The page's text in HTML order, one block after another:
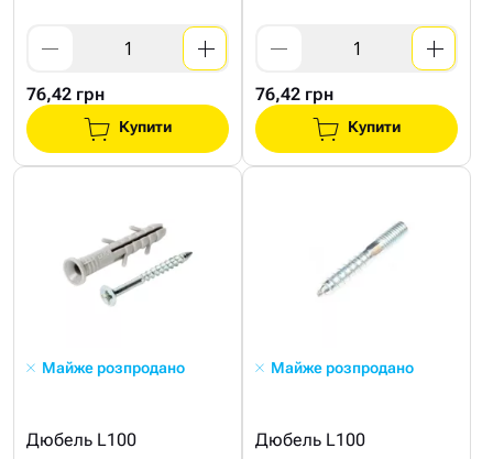
76,42 грн
Купити
76,42 грн
Купити
Майже розпродано
Дюбель L100
Майже розпродано
Дюбель L100